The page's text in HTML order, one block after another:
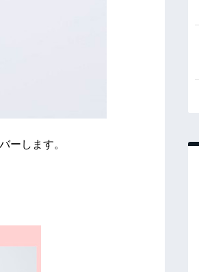
ーします。